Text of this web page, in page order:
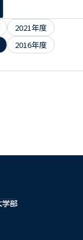
2021年度
2016年度